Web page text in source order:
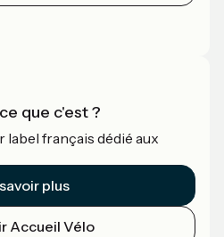
que c'est ?
label français dédié aux
plus
Accueil Vélo